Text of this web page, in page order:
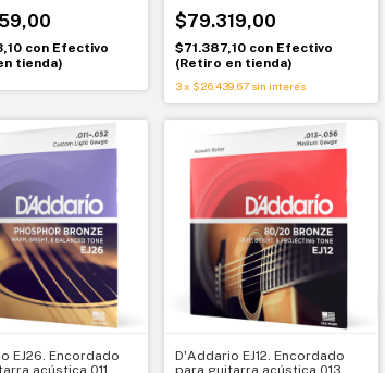
Light
con Efectivo
tienda)
cuerdas 010-047. Light
$79.319,00
$71.387,10 con Efectivo
(Retiro en tienda)
3x $26.439,67 sin interés
EJ26. Encordado
acústica 011.
D'Addario EJ12. Encordado
para guitarra acústica 013.